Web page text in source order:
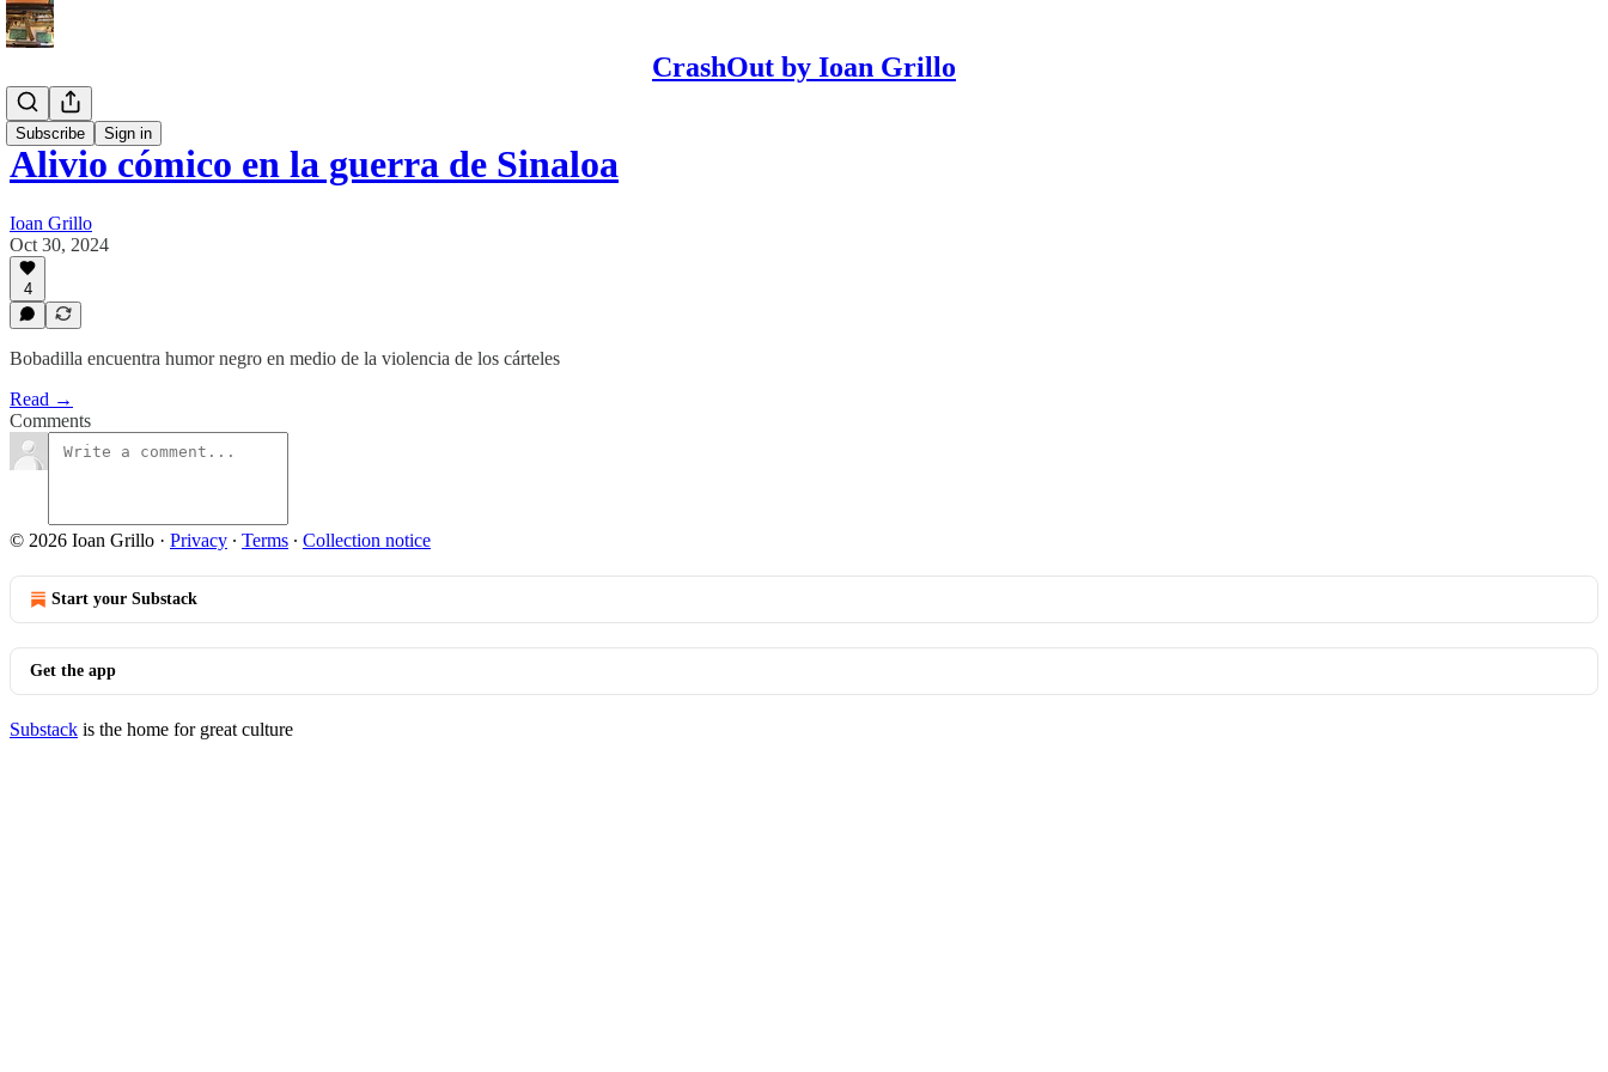
CrashOut by Ioan Grillo
Subscribe Sign in
Español
Alivio cómico en la guerra de Sinaloa
Ioan Grillo
Oct 30, 2024
4
Bobadilla encuentra humor negro en medio de la violencia de los cárteles
Read →
Comments
© 2026 Ioan Grillo · Privacy ∙ Terms ∙ Collection notice
Start your Substack
Get the app
Substack is the home for great culture